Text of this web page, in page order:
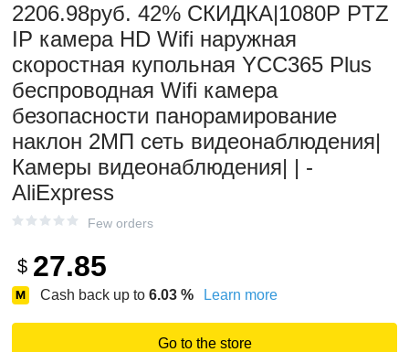
2206.98руб. 42% СКИДКА|1080P PTZ
IP камера HD Wifi наружная
скоростная купольная YCC365 Plus
беспроводная Wifi камера
безопасности панорамирование
наклон 2МП сеть видеонаблюдения|
Камеры видеонаблюдения| | -
AliExpress
Few orders
$ 27.85
Cash back up to 6.03 % Learn more
Go to the store